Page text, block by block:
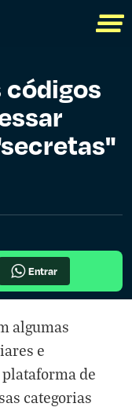
códigos
Entrar
algumas
e
plataforma de
categorias